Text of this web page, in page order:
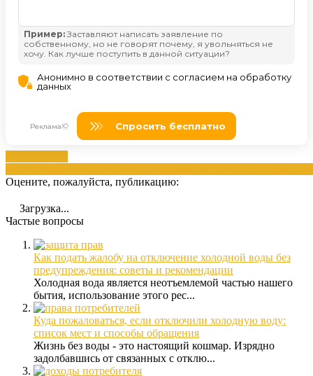
Оцените, пожалуйста, публикацию:
Загрузка...
Частые вопросы
Как подать жалобу на отключение холодной воды без
предупреждения: советы и рекомендации
Холодная вода является неотъемлемой частью нашего
бытия, использование этого рес...
Куда пожаловаться, если отключили холодную воду:
список мест и способы обращения
Жизнь без воды - это настоящий кошмар. Изрядно
задолбавшись от связанных с отклю...